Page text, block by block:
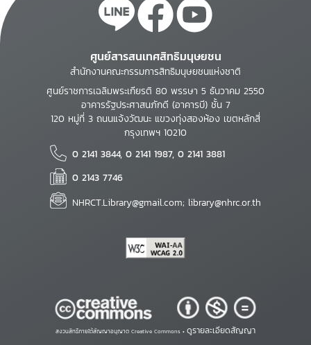
ศูนย์สารสนเทศสิทธิมนุษยชน
สำนักงานคณะกรรมการสิทธิมนุษยชนแห่งชาติ
ศูนย์ราชการเฉลิมพระเกียรติ 80 พรรษา 5 ธันวาคม 2550
อาคารรัฐประศาสนภักดี (อาคารบี) ชั้น 7
120 หมู่ที่ 3 ถนนแจ้งวัฒนะ แขวงทุ่งสองห้อง เขตหลักสี่
กรุงเทพฯ 10210
0 2141 3844, 0 2141 1987, 0 2141 3881
0 2143 7746
NHRCT.Library@gmail.com; library@nhrc.or.th
สงวนสิทธิ์ภายใต้สัญญาอนุญาต Creative Commons • ดูรายละเอียดสัญญา